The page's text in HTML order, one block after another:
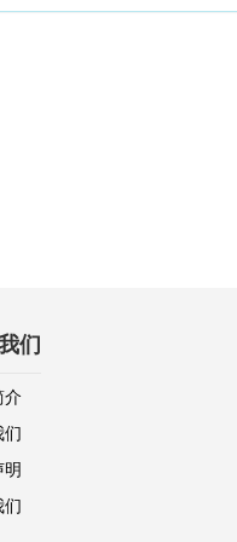
们
介
们
明
们